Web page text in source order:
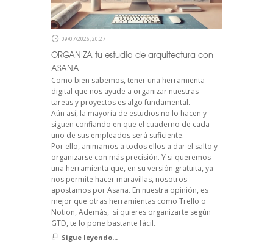
09/07/2026, 20:27
ORGANIZA tu estudio de arquitectura con
ASANA
Como bien sabemos, tener una herramienta
digital que nos ayude a organizar nuestras
tareas y proyectos es algo fundamental.
Aún así, la mayoría de estudios no lo hacen y
siguen confiando en que el cuaderno de cada
uno de sus empleados será suficiente.
Por ello, animamos a todos ellos a dar el salto y
organizarse con más precisión. Y si queremos
una herramienta que, en su versión gratuita, ya
nos permite hacer maravillas, nosotros
apostamos por Asana. En nuestra opinión, es
mejor que otras herramientas como Trello o
Notion, Además, si quieres organizarte según
GTD, te lo pone bastante fácil.
Sigue leyendo...